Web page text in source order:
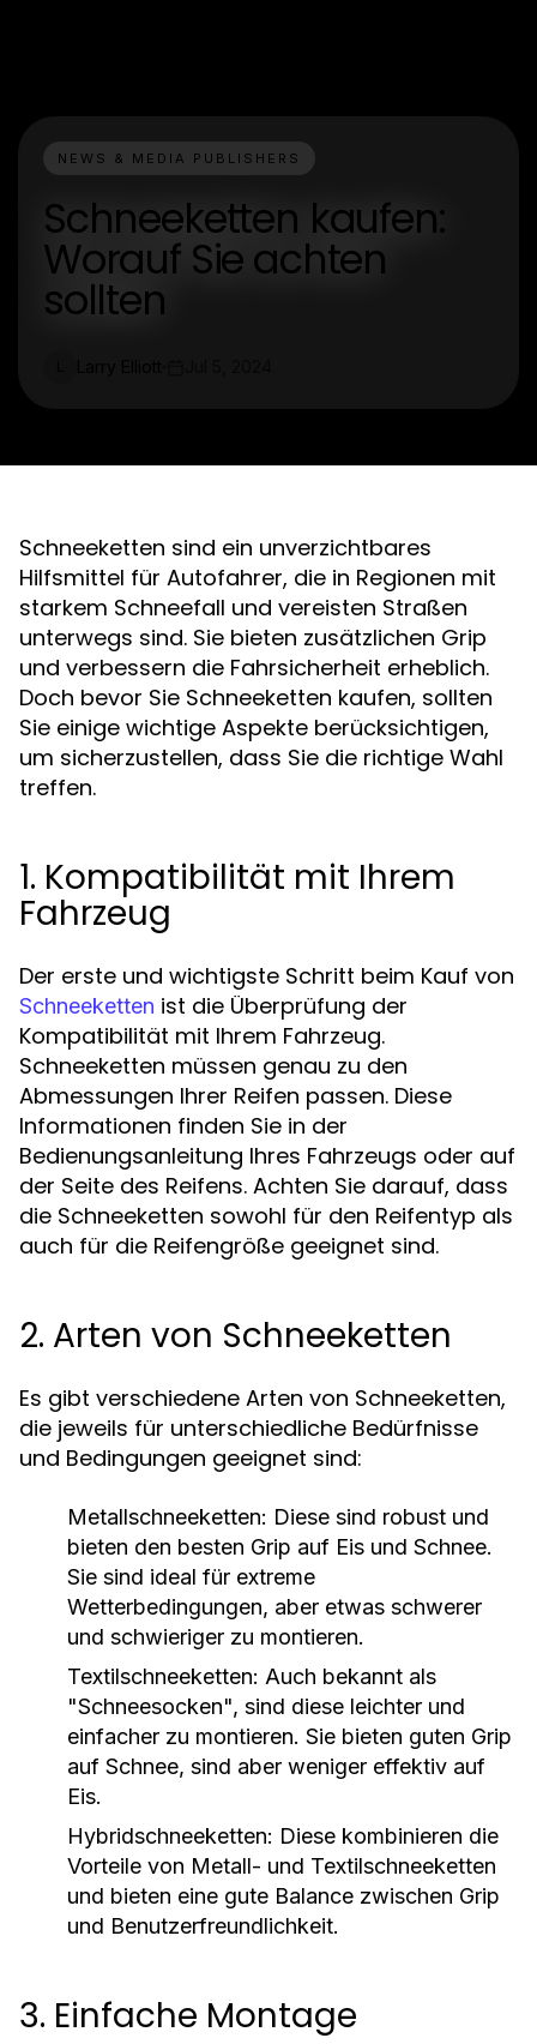
NEWS & MEDIA PUBLISHERS
Schneeketten kaufen:
Worauf Sie achten
sollten
Schneeketten sind ein unverzichtbares
Hilfsmittel für Autofahrer, die in Regionen mit
starkem Schneefall und vereisten Straßen
unterwegs sind. Sie bieten zusätzlichen Grip
und verbessern die Fahrsicherheit erheblich.
Doch bevor Sie Schneeketten kaufen, sollten
Sie einige wichtige Aspekte berücksichtigen,
um sicherzustellen, dass Sie die richtige Wahl
treffen.
1. Kompatibilität mit Ihrem
Fahrzeug
Der erste und wichtigste Schritt beim Kauf von
Schneeketten ist die Überprüfung der
Kompatibilität mit Ihrem Fahrzeug.
Schneeketten müssen genau zu den
Abmessungen Ihrer Reifen passen. Diese
Informationen finden Sie in der
Bedienungsanleitung Ihres Fahrzeugs oder auf
der Seite des Reifens. Achten Sie darauf, dass
die Schneeketten sowohl für den Reifentyp als
auch für die Reifengröße geeignet sind.
2. Arten von Schneeketten
Es gibt verschiedene Arten von Schneeketten,
die jeweils für unterschiedliche Bedürfnisse
und Bedingungen geeignet sind:
Metallschneeketten: Diese sind robust und
bieten den besten Grip auf Eis und Schnee.
Sie sind ideal für extreme
Wetterbedingungen, aber etwas schwerer
und schwieriger zu montieren.
Textilschneeketten: Auch bekannt als
"Schneesocken", sind diese leichter und
einfacher zu montieren. Sie bieten guten Grip
auf Schnee, sind aber weniger effektiv auf
Eis.
Hybridschneeketten: Diese kombinieren die
Vorteile von Metall- und Textilschneeketten
und bieten eine gute Balance zwischen Grip
und Benutzerfreundlichkeit.
3. Einfache Montage